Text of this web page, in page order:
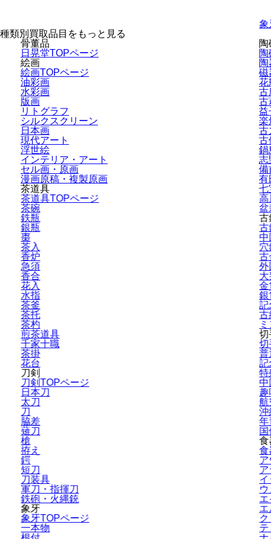
象
種類別買取品目をもっと見る
骨董品
日晃堂TOPページ
絵画
絵画TOPページ
油彩画
水彩画
版画
リトグラフ
シルクスクリーン
日本画
現代アート
浮世絵
インテリア・ アート
セル画・原画
漫画原稿・複製原画
茶道具
茶道具TOPページ
茶碗
鉄瓶
銀瓶
棗
茶入
香炉
急須
香合
花入
水指
茶釜
茶托
茶杓
煎茶道具
千家十職
茶掛
花台
刀剣
刀剣TOPページ
日本刀
太刀
刀
脇差
薙刀
槍
拵え
鍔
短刀
刀装具
軍刀・指揮刀
鉄砲・火縄銃
象牙
象牙TOPページ
一本物
磁
花
古
古
益
楽
古
古
鍋
志
備
有
七
高
盆
古
古
中
穴
古
外
大
金
銀
記
古
切
切
普
記
特
中
趣
航
沖
年
食
食
ア
ア
イ
エ
エ
テ